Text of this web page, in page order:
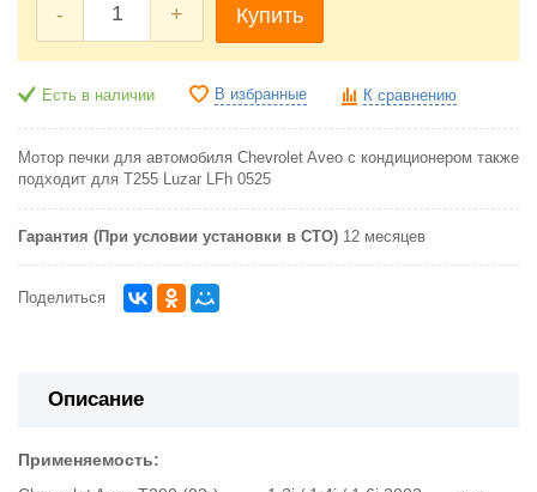
- + Купить
Есть в наличии В избранные К сравнению
Мотор печки для автомобиля Chevrolet Aveo с кондиционером также
подходит для T255 Luzar LFh 0525
Гарантия (При условии установки в СТО) 12 месяцев
Поделиться
Описание
Применяемость: